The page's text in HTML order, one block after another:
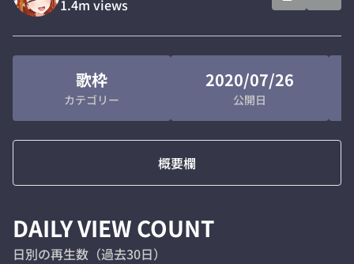
1.4m views
歌枠
カテゴリー
2020/07/26
公開日
概要欄
DAILY VIEW COUNT
日別の再生数（過去30日）